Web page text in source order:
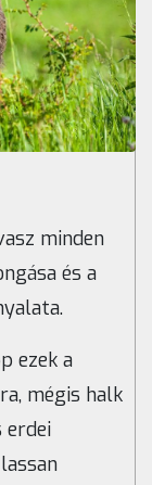
minden
és a
ezek a
mégis halk
erdei